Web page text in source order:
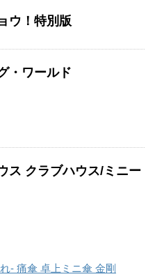
ウ！特別版
・ワールド
ス クラブハウス/ミニー
- 痛傘 卓上ミニ傘 金剛